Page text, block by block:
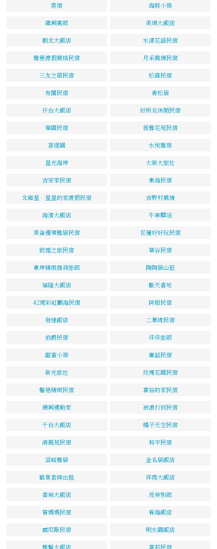
雲宿 海豚小築
龍興賓館 美琪大飯店
朝北大飯店 水漾花語民宿
雅巷渡假風格民宿 月采風情民宿
三友之屋民宿 松露民宿
布閣民宿 青松居
仟台大飯店 好所在休閒民宿
華園民宿 薇雅花苑民宿
菩提園 水悅雅築
星光海岸 大新大旅社
吉安家民宿 東海民宿
北極星．星星的家渡假民宿 吉野村風情
海濱大飯店 牛車驛站
美崙優境雅居民宿 花蓮好好玩民宿
敦煌之旅民宿 華谷民宿
東岸精緻商務旅館 陶陶居山莊
福隆大飯店 歡天喜地
42度彩虹觀海民宿 阿柑民宿
發達飯店 二草緣民宿
伯爵民宿 佳佳旅館
甜蜜小築 童話民宿
新光旅社 玫瑰花園民宿
馨憶精緻民宿 富裕的家民宿
德興運動家 被浪打到民宿
千台大飯店 橘子天空民宿
清風苑民宿 和平民宿
溫暖雅居 金名居飯店
歐景套房出租 祥鼎大飯店
香城大飯店 茂榮別館
曾媽媽民宿 看海飯店
威尼斯民宿 明水園飯店
雅馨大飯店 富莉民宿